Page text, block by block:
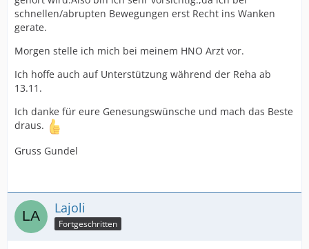
schnellen/abrupten Bewegungen erst Recht ins Wanken
gerate.
Morgen stelle ich mich bei meinem HNO Arzt vor.
Ich hoffe auch auf Unterstützung während der Reha ab
13.11.
Ich danke für eure Genesungswünsche und mach das Beste
draus.
Gruss Gundel
Lajoli
Fortgeschritten